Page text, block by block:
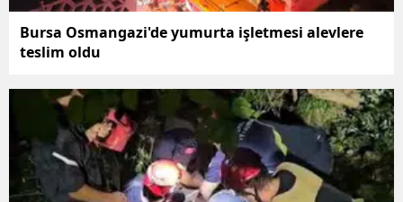
Bursa Osmangazi'de yumurta işletmesi alevlere
teslim oldu